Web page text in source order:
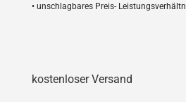
• unschlagbares Preis-
kostenloser Versand